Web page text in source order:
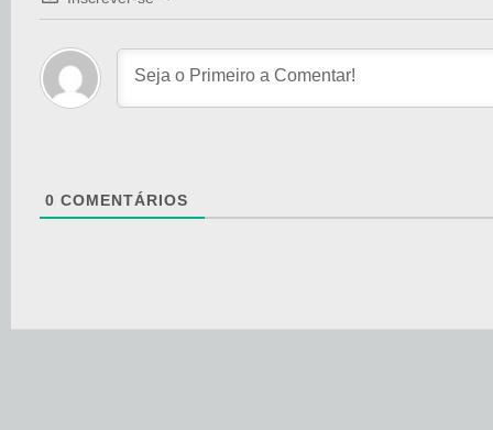
0 COMENTÁRIOS